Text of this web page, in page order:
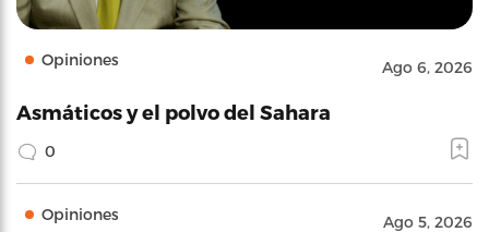
Opiniones Ago 6, 2026
Asmáticos y el polvo del Sahara
0
Opiniones Ago 5, 2026